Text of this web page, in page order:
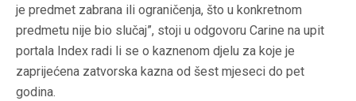
je predmet zabrana ili ograničenja, što u konkretnom
predmetu nije bio slučaj”, stoji u odgovoru Carine na upit
portala Index radi li se o kaznenom djelu za koje je
zaprijećena zatvorska kazna od šest mjeseci do pet
godina.